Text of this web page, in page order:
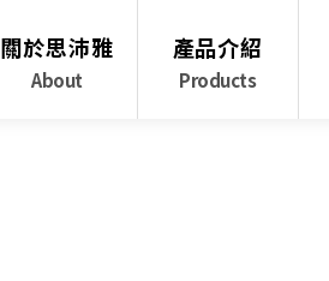
關於思沛雅
About
產品介紹
Products